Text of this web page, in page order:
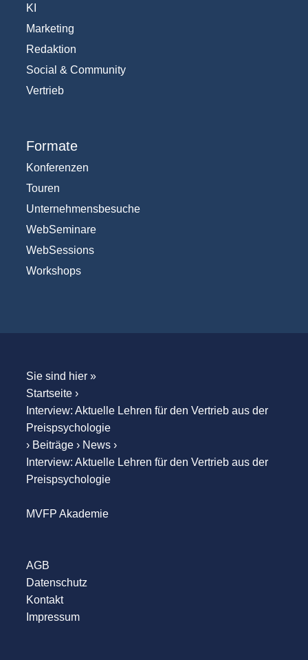
KI
Marketing
Redaktion
Social & Community
Vertrieb
Formate
Konferenzen
Touren
Unternehmensbesuche
WebSeminare
WebSessions
Workshops
Sie sind hier »
Startseite›
Interview: Aktuelle Lehren für den Vertrieb aus der
Preispsychologie
› Beiträge› News›
Interview: Aktuelle Lehren für den Vertrieb aus der
Preispsychologie
MVFP Akademie
AGB
Datenschutz
Kontakt
Impressum